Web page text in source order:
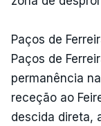
Paços de
Paços de
permanência
receção ao
descida direta,